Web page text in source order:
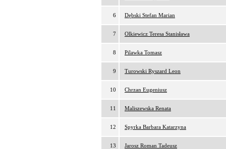
6 Dębski Stefan Marian
7 Olkiewicz Teresa Stanisława
8 Pilawka Tomasz
9 Turowski Ryszard Leon
10 Chrzan Eugeniusz
11 Maliszewska Renata
12 Spyrka Barbara Katarzyna
13 Jarosz Roman Tadeusz